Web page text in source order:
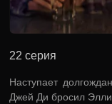
22 серия
Наступает
Джей Ди бросил